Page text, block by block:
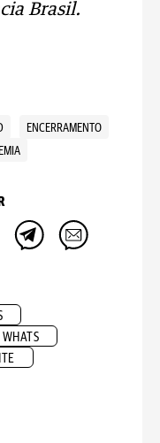
Brasil.
ENCERRAMENTO
WHATS